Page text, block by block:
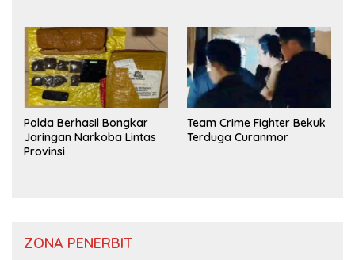
Polda Berhasil Bongkar
Jaringan Narkoba Lintas
Provinsi
Team Crime Fighter Bekuk
Terduga Curanmor
ZONA PENERBIT